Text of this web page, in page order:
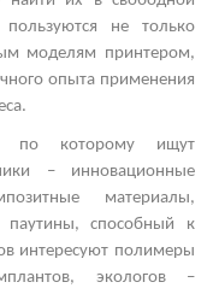
не только
моделям принтером,
опыта применения
по которому ищут
– инновационные
материалы,
паутины, способный к
интересуют полимеры
экологов –